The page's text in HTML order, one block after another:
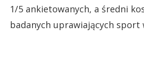
1/5 ankietowanych, a średni
badanych uprawiających sport